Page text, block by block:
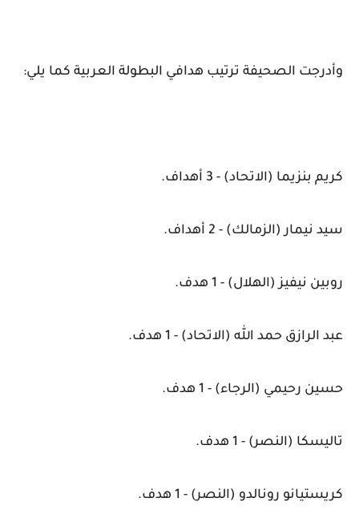
وأدرجت الصحيفة ترتيب هدافي البطولة العربية كما يلي:
كريم بنزيما (الاتحاد) - 3 أهداف.
سيد نيمار (الزمالك) - 2 أهداف.
روبين نيفيز (الهلال) - 1 هدف.
عبد الرازق حمد الله (الاتحاد) - 1 هدف.
حسين رحيمي (الرجاء) - 1 هدف.
تاليسكا (النصر) - 1 هدف.
كريستيانو رونالدو (النصر) - 1 هدف.